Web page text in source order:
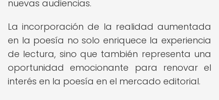
nuevas audiencias.
La incorporación de la realidad aumentada
en la poesía no solo enriquece la experiencia
de lectura, sino que también representa una
oportunidad emocionante para renovar el
interés en la poesía en el mercado editorial.